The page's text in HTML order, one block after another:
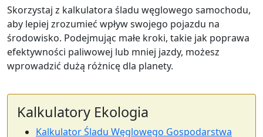
Skorzystaj z kalkulatora śladu węglowego samochodu,
aby lepiej zrozumieć wpływ swojego pojazdu na
środowisko. Podejmując małe kroki, takie jak poprawa
efektywności paliwowej lub mniej jazdy, możesz
wprowadzić dużą różnicę dla planety.
Kalkulatory Ekologia
Kalkulator Śladu Węglowego Gospodarstwa